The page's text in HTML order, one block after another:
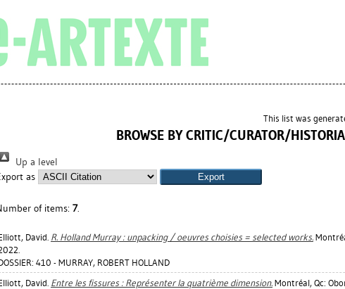
This list was
BROWSE BY CRITIC/CURATOR/
Up a level
as
of items: 7.
David. R. Holland Murray : unpacking / oeuvres choisies = selected works.
410 - MURRAY, ROBERT HOLLAND
David. Entre les fissures : Représenter la quatrième dimension. Montréal, Qc: